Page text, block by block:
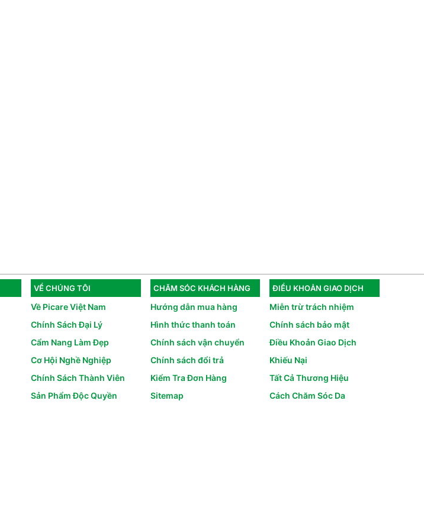
VỀ CHÚNG TÔI
Về Picare Việt Nam
Chính Sách Đại Lý
Cẩm Nang Làm Đẹp
Cơ Hội Nghề Nghiệp
Chính Sách Thành Viên
Sản Phẩm Độc Quyền
CHĂM SÓC KHÁCH HÀNG
Hướng dẫn mua hàng
Hình thức thanh toán
Chính sách vận chuyển
Chính sách đổi trả
Kiểm Tra Đơn Hàng
Sitemap
ĐIỀU KHOẢN GIAO DỊCH
Miễn trừ trách nhiệm
Chính sách bảo mật
Điều Khoản Giao Dịch
Khiếu Nại
Tất Cả Thương Hiệu
Cách Chăm Sóc Da